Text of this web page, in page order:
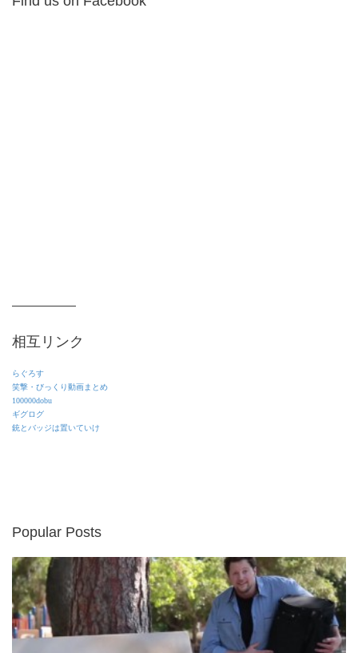
相互リンク
らぐろす
笑撃・びっくり動画まとめ
100000dobu
ギグログ
銃とバッジは置いていけ
Popular Posts